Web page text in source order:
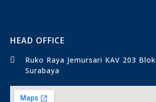
HEAD OFFICE
Ruko Raya Jemursari KAV 203
Surabaya​